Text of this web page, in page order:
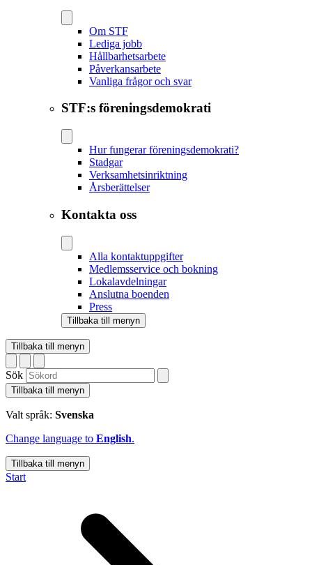
Om STF
Lediga jobb
Hållbarhetsarbete
Påverkansarbete
Vanliga frågor och svar
STF:s föreningsdemokrati
Hur fungerar föreningsdemokrati?
Stadgar
Verksamhetsinriktning
Årsberättelser
Kontakta oss
Alla kontaktuppgifter
Medlemsservice och bokning
Lokalavdelningar
Anslutna boenden
Press
Tillbaka till menyn
Tillbaka till menyn
Sök
Tillbaka till menyn
Valt språk: Svenska
Change language to English.
Tillbaka till menyn
Start